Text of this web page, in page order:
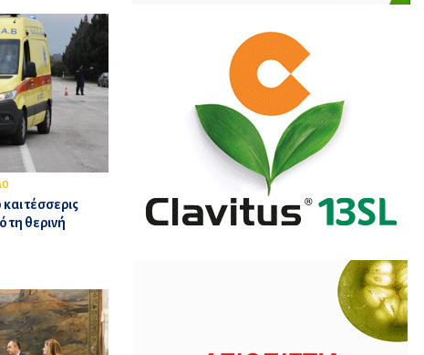
τέσσερις
τη θερινή